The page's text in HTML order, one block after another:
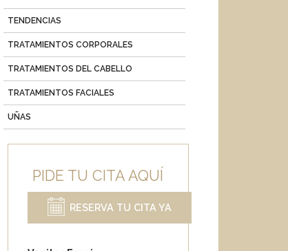
TENDENCIAS
TRATAMIENTOS CORPORALES
TRATAMIENTOS DEL CABELLO
TRATAMIENTOS FACIALES
UÑAS
PIDE TU CITA AQUÍ
RESERVA TU CITA YA